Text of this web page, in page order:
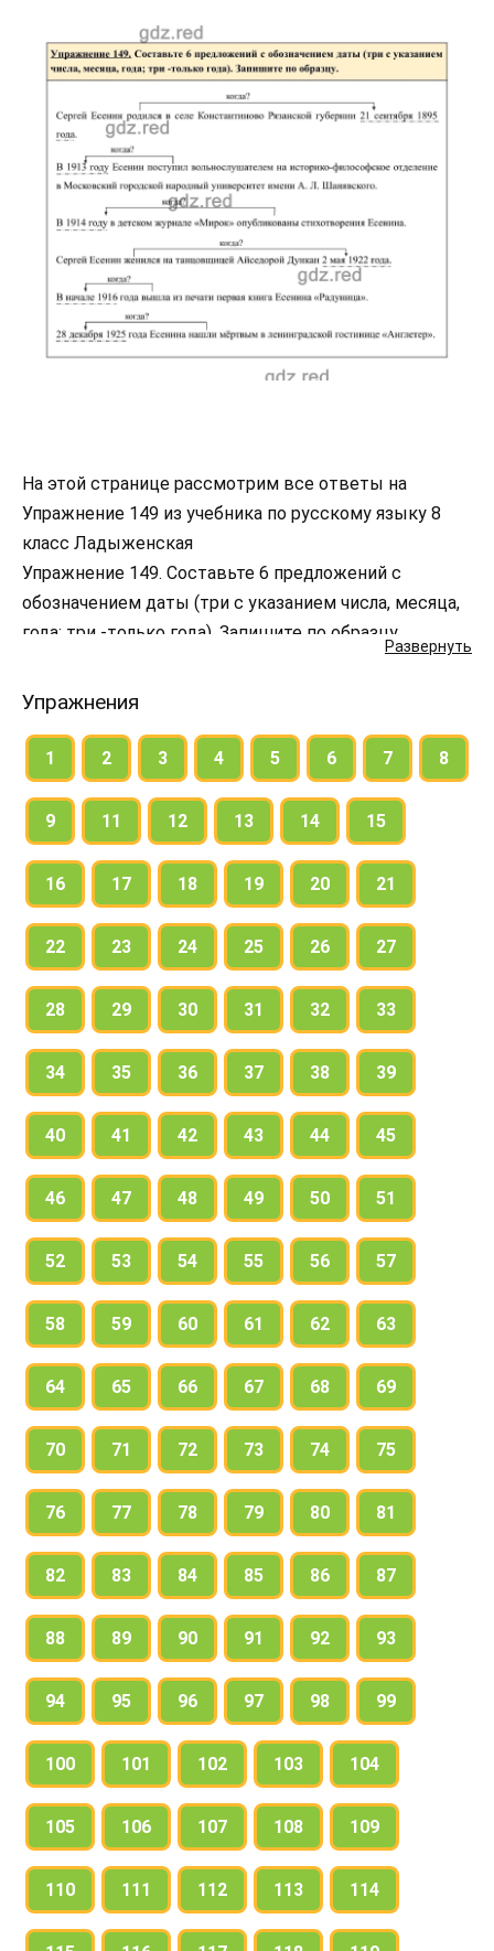
Развернуть
На этой странице рассмотрим все ответы на
Упражнение 149 из учебника по русскому языку 8
класс Ладыженская
Упражнение 149. Составьте 6 предложений с
обозначением даты (три с указанием числа, месяца,
года; три -только года). Запишите по образцу.
Упражнения
1 2 3 4 5 6 7 8
9 11 12 13 14 15
16 17 18 19 20 21
22 23 24 25 26 27
28 29 30 31 32 33
34 35 36 37 38 39
40 41 42 43 44 45
46 47 48 49 50 51
52 53 54 55 56 57
58 59 60 61 62 63
64 65 66 67 68 69
70 71 72 73 74 75
76 77 78 79 80 81
82 83 84 85 86 87
88 89 90 91 92 93
94 95 96 97 98 99
100 101 102 103 104
105 106 107 108 109
110 111 112 113 114